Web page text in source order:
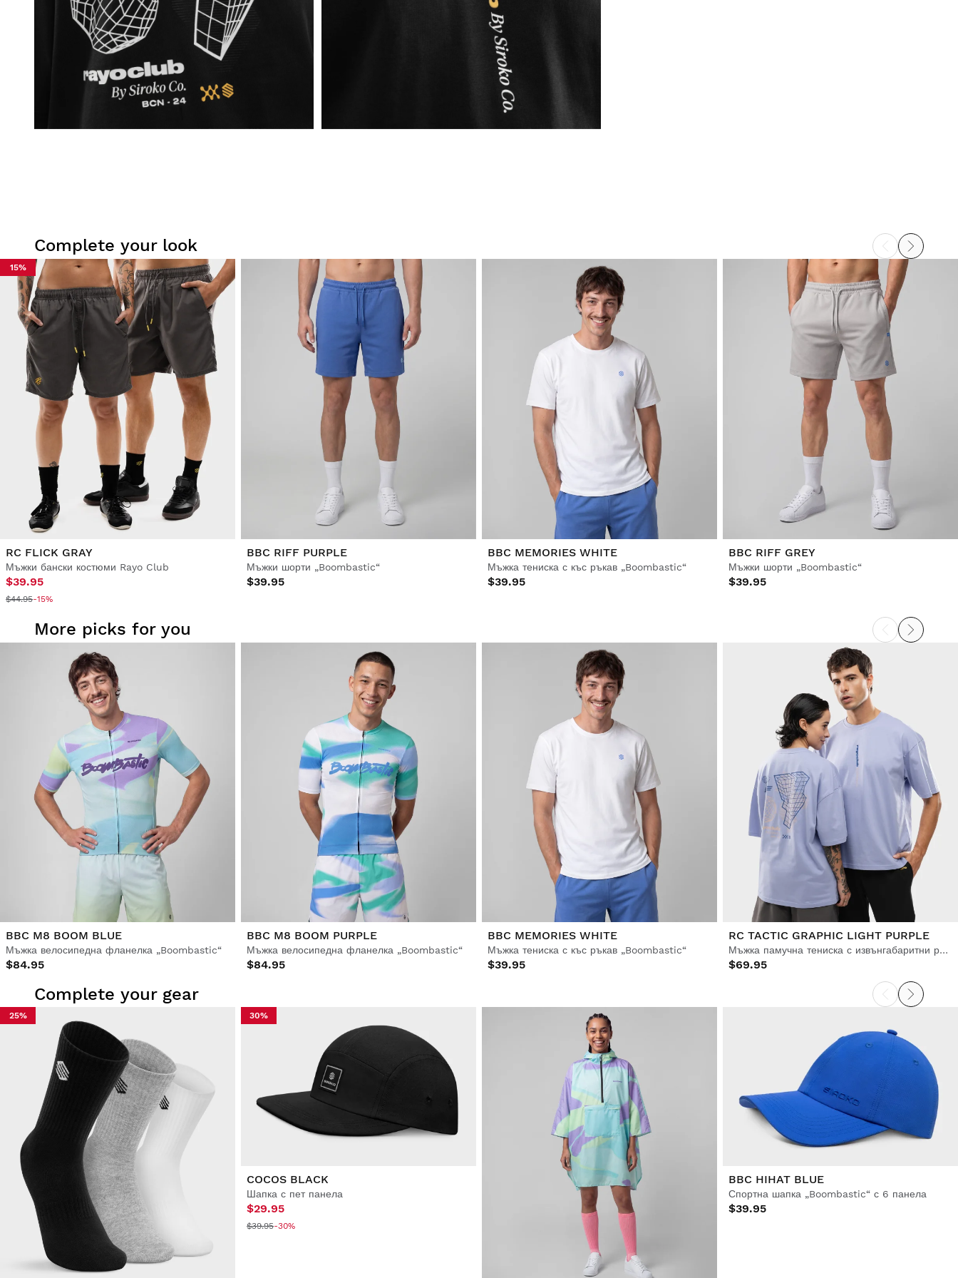
Complete your look
15%
RC FLICK GRAY
Мъжки бански костюми Rayo Club
$39.95
$44.95-15%
BBC RIFF PURPLE
Мъжки шорти „Boombastic“
$39.95
BBC MEMORIES WHITE
Мъжка тениска с къс ръкав „Boombastic“
$39.95
BBC RIFF GREY
Мъжки шорти „Boombastic“
$39.95
More picks for you
BBC M8 BOOM BLUE
Мъжка велосипедна фланелка „Boombastic“
$84.95
BBC M8 BOOM PURPLE
Мъжка велосипедна фланелка „Boombastic“
$84.95
BBC MEMORIES WHITE
Мъжка тениска с къс ръкав „Boombastic“
$39.95
RC TACTIC GRAPHIC LIGHT PURPLE
Мъжка памучна тениска с извънгабаритни размери Rayo Club
$69.95
Complete your gear
25% 30%
COCOS BLACK
Шапка с пет панела
$29.95
$39.95-30%
BBC HIHAT BLUE
Спортна шапка „Boombastic“ с 6 панела
$39.95